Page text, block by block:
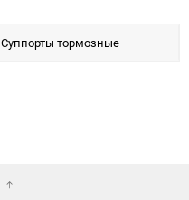
Суппорты тормозные